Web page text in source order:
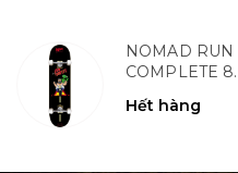
NOMAD RUN
COMPLETE
Hết hàng